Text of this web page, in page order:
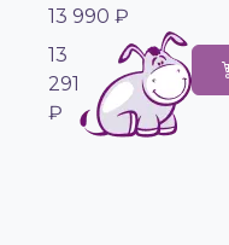
13 990 ₽
13
291
₽